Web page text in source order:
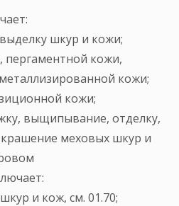
шкур и кожи;
пергаментной кожи,
кожи;
кожи;
выщипывание, отделку,
крашение меховых шкур и
и кож, см. 01.70;